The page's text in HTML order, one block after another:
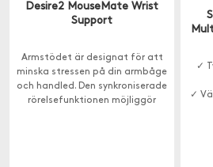
Desire2 MouseMate Wrist
Support
Armstödet är designat för att
minska stressen på din armbåge
och handled. Den synkroniserade
rörelsefunktionen möjliggör
✓
✓